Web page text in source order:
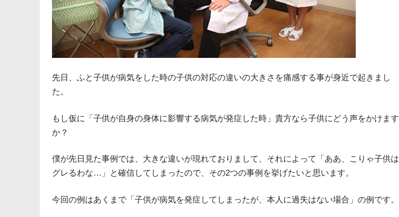
先日、ふと子供が病気をした時の子供の対応の違いの大きさを痛感する事が身近で起きまし
た。
もし仮に「子供が自身の身体に影響する病気が発症した時」貴方なら子供にどう声をかけます
か？
僕が先日見た事例では、大きな違いが現れておりまして、それによって「ああ、こりゃ子供は
グレるわな…」と確信してしまったので、その2つの事例を挙げたいと思います。
今回の例はあくまで「子供が病気を発症してしまったが、本人に過失はない場合」の例です。